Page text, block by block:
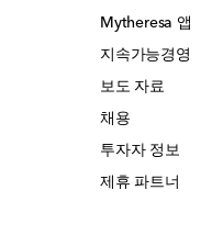
Mytheresa 앱
지속가능경영
보도 자료
채용
투자자 정보
제휴 파트너